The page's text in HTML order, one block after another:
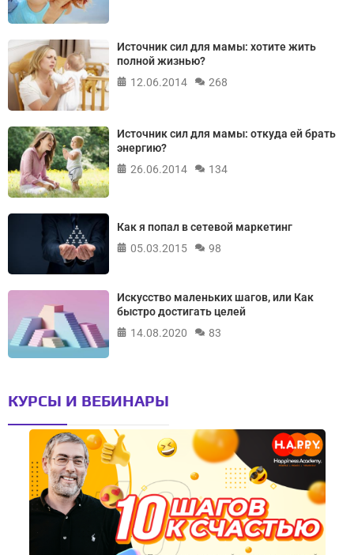
Источник сил для мамы: хотите жить
полной жизнью?
12.06.2014
268
Источник сил для мамы: откуда ей брать
энергию?
26.06.2014
134
Как я попал в сетевой маркетинг
05.03.2015
98
Искусство маленьких шагов, или Как
быстро достигать целей
14.08.2020
83
КУРСЫ И ВЕБИНАРЫ